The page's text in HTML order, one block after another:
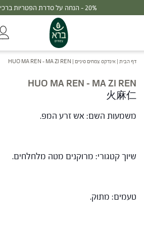
20% - הנחה על סדרת הפטריות ברכישת 2 מוצרים
דף הבית | אינדקס צמחים סיניים |
HUO MA REN – MA ZI REN
HUO MA REN – MA ZI REN
火麻仁
משמעות השם: אש זרע המפ.
שיוך קטגורי: מרוקנים מטה מלחלחים.
טעמים: מתוק.